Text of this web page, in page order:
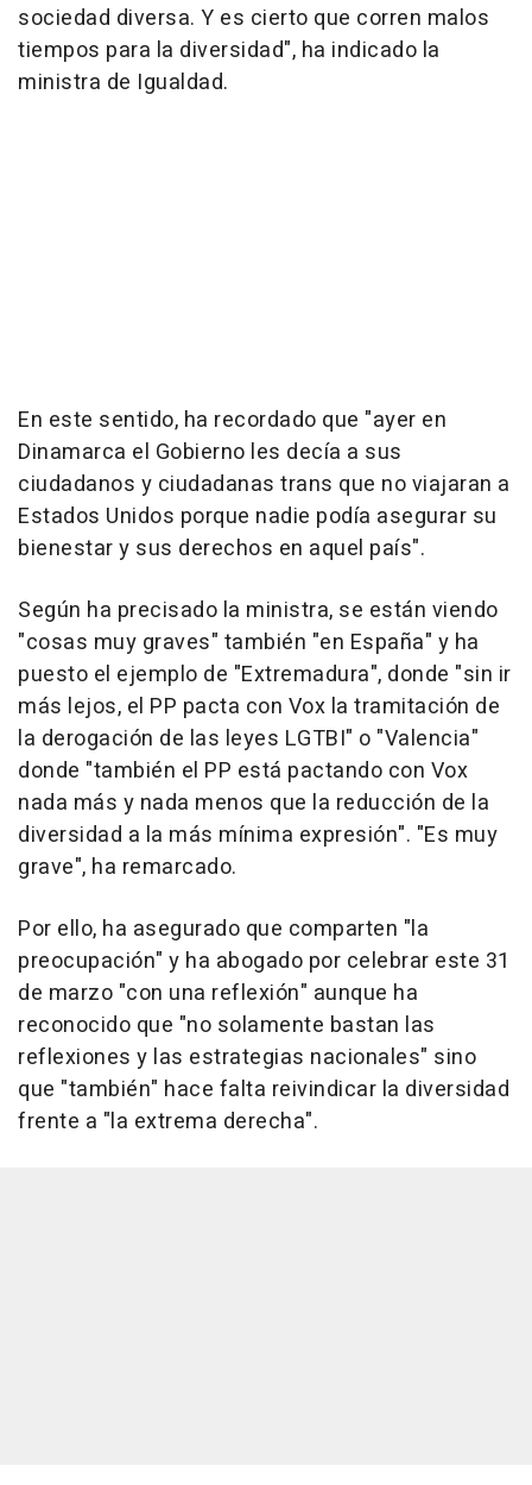
sociedad diversa. Y es cierto que corren malos
tiempos para la diversidad", ha indicado la
ministra de Igualdad.
En este sentido, ha recordado que "ayer en
Dinamarca el Gobierno les decía a sus
ciudadanos y ciudadanas trans que no viajaran a
Estados Unidos porque nadie podía asegurar su
bienestar y sus derechos en aquel país".
Según ha precisado la ministra, se están viendo
"cosas muy graves" también "en España" y ha
puesto el ejemplo de "Extremadura", donde "sin ir
más lejos, el PP pacta con Vox la tramitación de
la derogación de las leyes LGTBI" o "Valencia"
donde "también el PP está pactando con Vox
nada más y nada menos que la reducción de la
diversidad a la más mínima expresión". "Es muy
grave", ha remarcado.
Por ello, ha asegurado que comparten "la
preocupación" y ha abogado por celebrar este 31
de marzo "con una reflexión" aunque ha
reconocido que "no solamente bastan las
reflexiones y las estrategias nacionales" sino
que "también" hace falta reivindicar la diversidad
frente a "la extrema derecha".